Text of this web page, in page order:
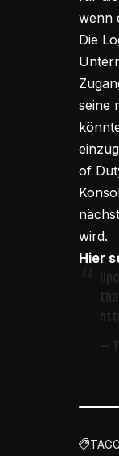
wenn
Die
seine
of
wird.
Hier